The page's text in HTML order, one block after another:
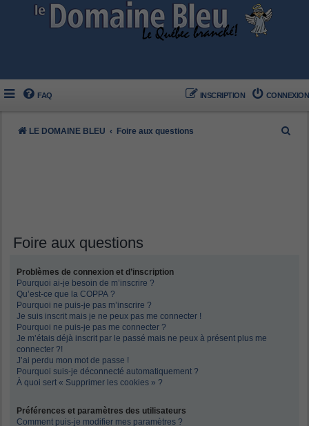
FAQ CONNEXION
INSCRIPTION
LE DOMAINE BLEU Foire aux questions
Foire aux questions
Problèmes de connexion et d’inscription
Pourquoi ai-je besoin de m’inscrire ?
Qu’est-ce que la COPPA ?
Pourquoi ne puis-je pas m’inscrire ?
Je suis inscrit mais je ne peux pas me connecter !
Pourquoi ne puis-je pas me connecter ?
Je m’étais déjà inscrit par le passé mais ne peux à présent plus me
connecter ?!
J’ai perdu mon mot de passe !
Pourquoi suis-je déconnecté automatiquement ?
À quoi sert « Supprimer les cookies » ?
Préférences et paramètres des utilisateurs
Comment puis-je modifier mes paramètres ?